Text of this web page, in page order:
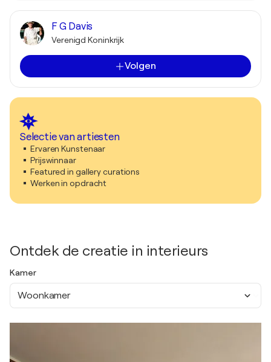
F G Davis
Verenigd Koninkrijk
Volgen
Selectie van artiesten
Ervaren Kunstenaar
Prijswinnaar
Featured in gallery curations
Werken in opdracht
Ontdek de creatie in interieurs
Kamer
Woonkamer